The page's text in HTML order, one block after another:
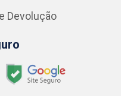
Devolução